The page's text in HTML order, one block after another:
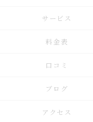
サービス
料金表
口コミ
ブログ
アクセス